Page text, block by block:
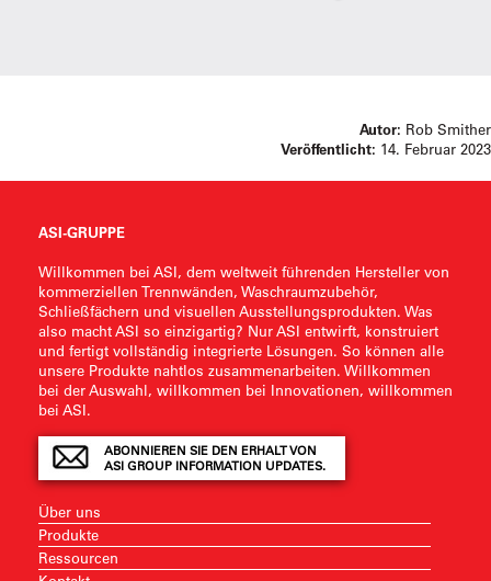
Autor: Rob Smither
Veröffentlicht: 14. Februar 2023
ASI-GRUPPE
Willkommen bei ASI, dem weltweit führenden Hersteller von
kommerziellen Trennwänden, Waschraumzubehör,
Schließfächern und visuellen Ausstellungsprodukten. Was
also macht ASI so einzigartig? Nur ASI entwirft, konstruiert
und fertigt vollständig integrierte Lösungen. So können alle
unsere Produkte nahtlos zusammenarbeiten. Willkommen
bei der Auswahl, willkommen bei Innovationen, willkommen
bei ASI.
ABONNIEREN SIE DEN ERHALT VON
ASI GROUP INFORMATION UPDATES.
Über uns
Produkte
Ressourcen